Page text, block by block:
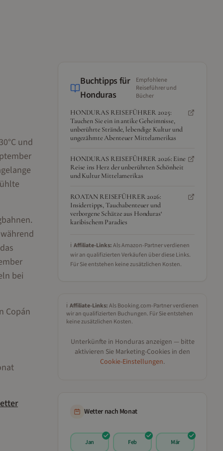
und
bei
Copán
Buchtipps für
Honduras
Empfohlene
Reiseführer und
Bücher
HONDURAS REISEFÜHRER 2025:
Tauchen Sie ein in antike Geheimnisse,
unberührte Strände, lebendige Kultur und
ungezähmte Abenteuer Mittelamerikas
HONDURAS REISEFÜHRER 2026: Eine
Reise ins Herz der unberührten Schönheit
und Kultur Mittelamerikas
ROATAN REISEFÜHRER 2026:
Insidertipps, Tauchabenteuer und
verborgene Schätze aus Honduras‘
karibischem Paradies
ℹ️ Affiliate-Links:Als Amazon-Partner verdienen
wir an qualifizierten Verkäufen über diese Links.
Für Sie entstehen keine zusätzlichen Kosten.
ℹ️ Affiliate-Links:Als Booking.com-Partner verdienen
wir an qualifizierten Buchungen. Für Sie entstehen
keine zusätzlichen Kosten.
Unterkünfte in Hondurasanzeigen — bitte
aktivieren Sie Marketing-Cookies in den
Cookie-Einstellungen.
Wetter nach Monat
Jan Feb Mär